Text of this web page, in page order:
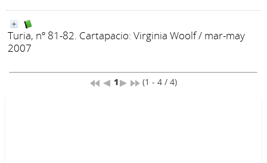
Turia, nº 81-82. Cartapacio: Virginia Woolf/ mar-may
2007
1 (1 - 4 / 4)